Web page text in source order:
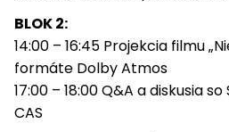
BLOK 2:
14:00 – 16:45 Projekcia filmu
formáte Dolby Atmos
17:00 – 18:00 Q&A a diskusia
CAS